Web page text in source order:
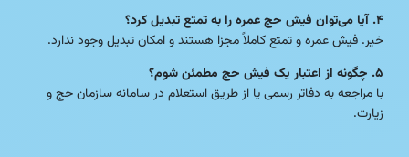
۴. آیا می‌توان فیش حج عمره را به تمتع تبدیل کرد؟
خیر. فیش عمره و تمتع کاملاً مجزا هستند و امکان تبدیل وجود ندارد.
۵. چگونه از اعتبار یک فیش حج مطمئن شوم؟
با مراجعه به دفاتر رسمی یا از طریق استعلام در سامانه سازمان حج و
زیارت.